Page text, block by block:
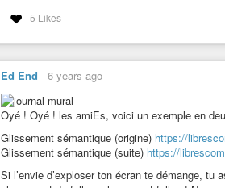
5 Likes
Ed End - 6 years ago
Oyé ! Oyé ! les amiEs, voici un exemple en
Glissement sémantique (origine) https://
Glissement sémantique (suite) https://
Si l’envie d’exploser ton écran te démange,